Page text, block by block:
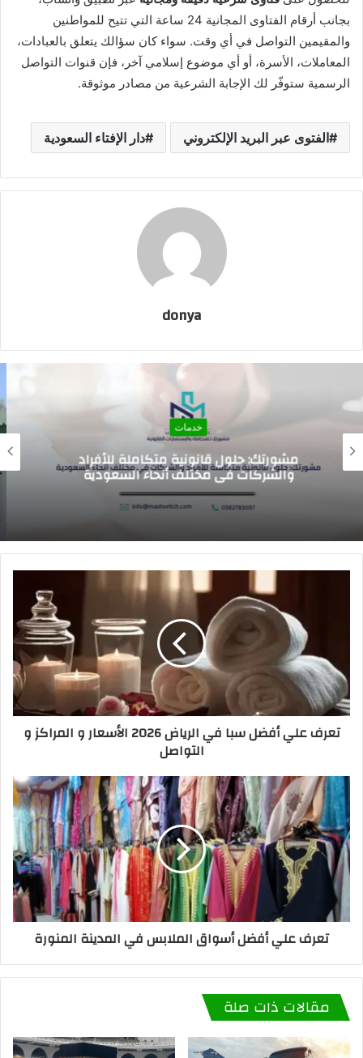
بجانب أرقام الفتاوى المجانية 24 ساعة التي تتيح للمواطنين
والمقيمين التواصل في أي وقت. سواء كان سؤالك يتعلق بالعبادات،
المعاملات، الأسرة، أو أي موضوع إسلامي آخر، فإن قنوات التواصل
الرسمية ستوفّر لك الإجابة الشرعية من مصادر موثوقة.
الفتوى عبر البريد الإلكتروني دار الإفتاء السعودية
donya
خدمات
اسعار الرسوم الدراسيه للمدارس العالميه في
السعوديه 2026
تعرف علي أفضل سبا في الرياض 2026 الأسعار و المراكز و
التواصل
تعرف علي أفضل أسواق الملابس في المدينة المنورة
مقالات ذات صلة